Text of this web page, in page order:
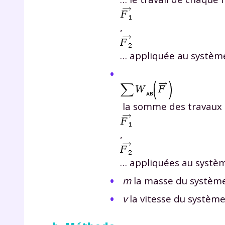
,
… appliquée au
la somme des travaux
,
… appliquées au
mla masse du
vla vitesse du
*
Votre